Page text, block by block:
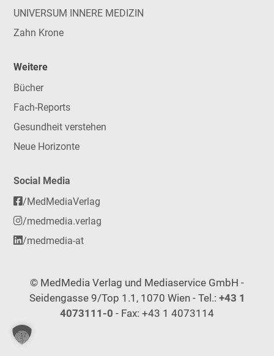
UNIVERSUM INNERE MEDIZIN
Zahn Krone
Weitere
Bücher
Fach-Reports
Gesundheit verstehen
Neue Horizonte
Social Media
/MedMediaVerlag
/medmedia.verlag
/medmedia-at
© MedMedia Verlag und Mediaservice GmbH -
Seidengasse 9/Top 1.1, 1070 Wien - Tel.: +43 1
4073111-0 - Fax: +43 1 4073114